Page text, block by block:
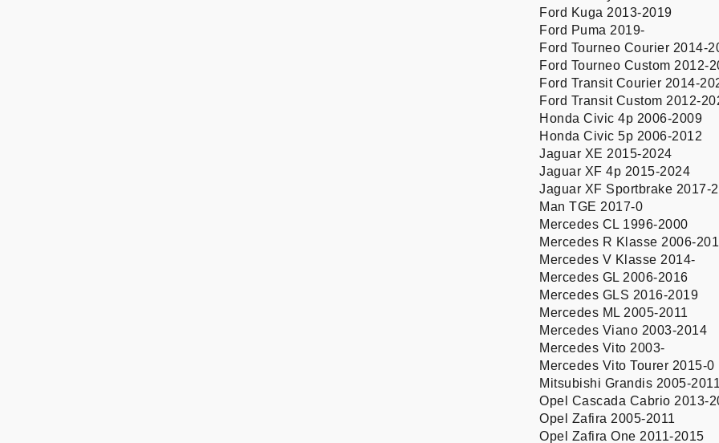
Ford Kuga 2013-2019
Ford Puma 2019-
Ford Tourneo Courier 2014-
Ford Tourneo Custom 2012-
Ford Transit Courier 2014-
Ford Transit Custom 2012-
Honda Civic 4p 2006-2009
Honda Civic 5p 2006-2012
Jaguar XE 2015-2024
Jaguar XF 4p 2015-2024
Jaguar XF Sportbrake 2017-
Man TGE 2017-0
Mercedes CL 1996-2000
Mercedes R Klasse 2006-
Mercedes V Klasse 2014-
Mercedes GL 2006-2016
Mercedes GLS 2016-2019
Mercedes ML 2005-2011
Mercedes Viano 2003-2014
Mercedes Vito 2003-
Mercedes Vito Tourer 2015-0
Mitsubishi Grandis 2005-2011
Opel Cascada Cabrio 2013-
Opel Zafira 2005-2011
Opel Zafira One 2011-2015